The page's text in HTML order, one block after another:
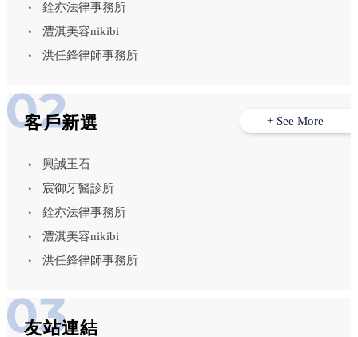
銓亦法律事務所
澧淇美容nikibi
洪任鋒律師事務所
客戶新選
興誠玉石
宸御牙醫診所
銓亦法律事務所
澧淇美容nikibi
洪任鋒律師事務所
+ See More
友站連結